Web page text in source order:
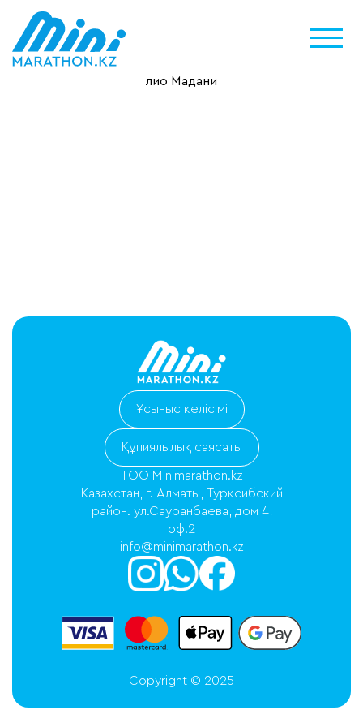
лио Мадани
Ұсыныс келісімі
Құпиялылық саясаты
ТОО Minimarathon.kz
Казахстан, г. Алматы, Турксибский
район. ул.Сауранбаева, дом 4,
оф.2
info@minimarathon.kz
Copyright © 2025